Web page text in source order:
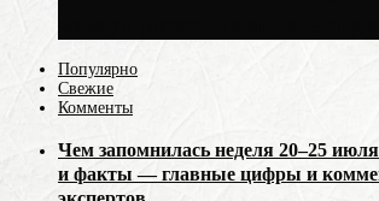
Популярно
Свежие
Комменты
Чем запомнилась неделя 20–25
и факты — главные цифры и